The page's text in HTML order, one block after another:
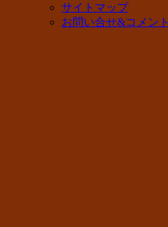
サイトマップ
お問い合せ&コメント